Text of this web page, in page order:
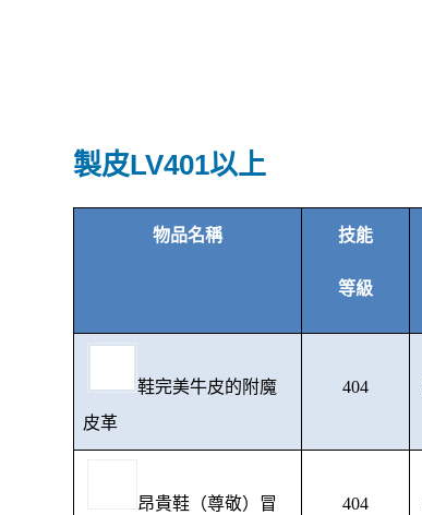
製皮LV401以上
物品名稱 技能
等級
鞋完美牛皮的附魔
皮革
404
昂貴鞋（尊敬）冒
404